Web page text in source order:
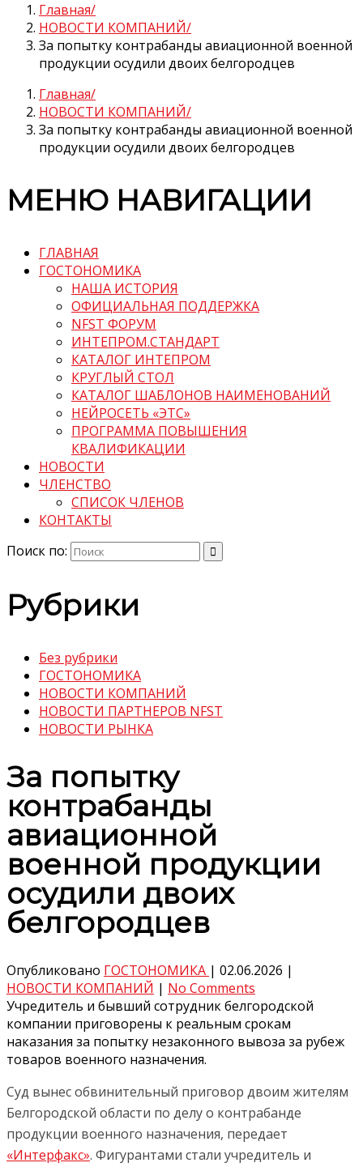
Главная
НОВОСТИ КОМПАНИЙ
За попытку контрабанды авиационной военной
продукции осудили двоих белгородцев
Главная
НОВОСТИ КОМПАНИЙ
За попытку контрабанды авиационной военной
продукции осудили двоих белгородцев
МЕНЮ НАВИГАЦИИ
ГЛАВНАЯ
ГОСТОНОМИКА
НАША ИСТОРИЯ
ОФИЦИАЛЬНАЯ ПОДДЕРЖКА
NFST ФОРУМ
ИНТЕПРОМ.СТАНДАРТ
КАТАЛОГ ИНТЕПРОМ
КРУГЛЫЙ СТОЛ
КАТАЛОГ ШАБЛОНОВ НАИМЕНОВАНИЙ
НЕЙРОСЕТЬ «ЭТС»
ПРОГРАММА ПОВЫШЕНИЯ
КВАЛИФИКАЦИИ
НОВОСТИ
ЧЛЕНСТВО
СПИСОК ЧЛЕНОВ
КОНТАКТЫ
Поиск по:
Рубрики
Без рубрики
ГОСТОНОМИКА
НОВОСТИ КОМПАНИЙ
НОВОСТИ ПАРТНЕРОВ NFST
НОВОСТИ РЫНКА
За попытку
контрабанды
авиационной
военной продукции
осудили двоих
белгородцев
Опубликовано ГОСТОНОМИКА | 02.06.2026 |
НОВОСТИ КОМПАНИЙ | No Comments
Учредитель и бывший сотрудник белгородской
компании приговорены к реальным срокам
наказания за попытку незаконного вывоза за рубеж
товаров военного назначения.
Суд вынес обвинительный приговор двоим жителям
Белгородской области по делу о контрабанде
продукции военного назначения, передает
«Интерфакс». Фигурантами стали учредитель и